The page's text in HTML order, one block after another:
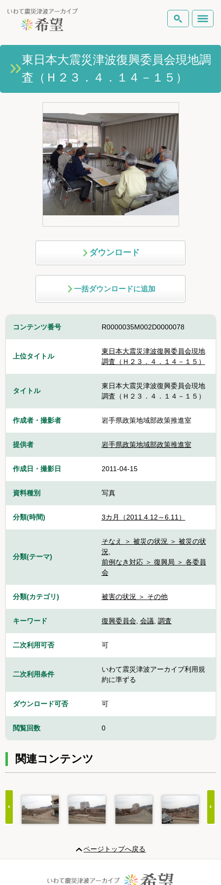
いわて震災津波アーカイブとは
岩手県の被害状況
ピックアップコンテンツ
Foreign Laguage
検索
東日本大震災津波復興委員会現地調
査（Ｈ２３．４．１４－１５）
ダウンロード
一括ダウンロードに追加
コンテンツ番号 R0000035M002D0000078
上位タイトル
東日本大震災津波復興委員会現地
調査（Ｈ２３．４．１４－１５）
タイトル
東日本大震災津波復興委員会現地
調査（Ｈ２３．４．１４－１５）
作成者・撮影者 岩手県政策地域部政策推進室
提供者 岩手県政策地域部政策推進室
作成日・撮影日 2011-04-15
資料種別 写真
分類(時間) 3カ月（2011.4.12～6.11）
分類(テーマ)
そなえ ＞ 被災の状況 ＞ 被災の状
況,
前例なき対応 ＞ 復興局 ＞ 各委員
会
分類(カテゴリ) 被害の状況 ＞ その他
キーワード 復興委員会, 会議, 調査
二次利用可否 可
二次利用条件
いわて震災津波アーカイブ利用規
約に準ずる
ダウンロード可否 可
閲覧回数 0
関連コンテンツ
20
ページトップへ戻る